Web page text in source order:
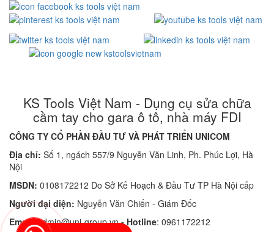
KS Tools Việt Nam - Dụng cụ sửa chữa
cầm tay cho gara ô tô, nhà máy FDI
CÔNG TY CỔ PHẦN ĐẦU TƯ VÀ PHÁT TRIỂN UNICOM
Địa chỉ: Số 1, ngách 557/9 Nguyễn Văn Linh, Ph. Phúc Lợi, Hà
Nội
MSDN: 0108172212 Do Sở Kế Hoạch & Đầu Tư TP Hà Nội cấp
Người đại diện: Nguyễn Văn Chiến - Giám Đốc
Email:admin@uni-group.vn- Hotline: 0961172212